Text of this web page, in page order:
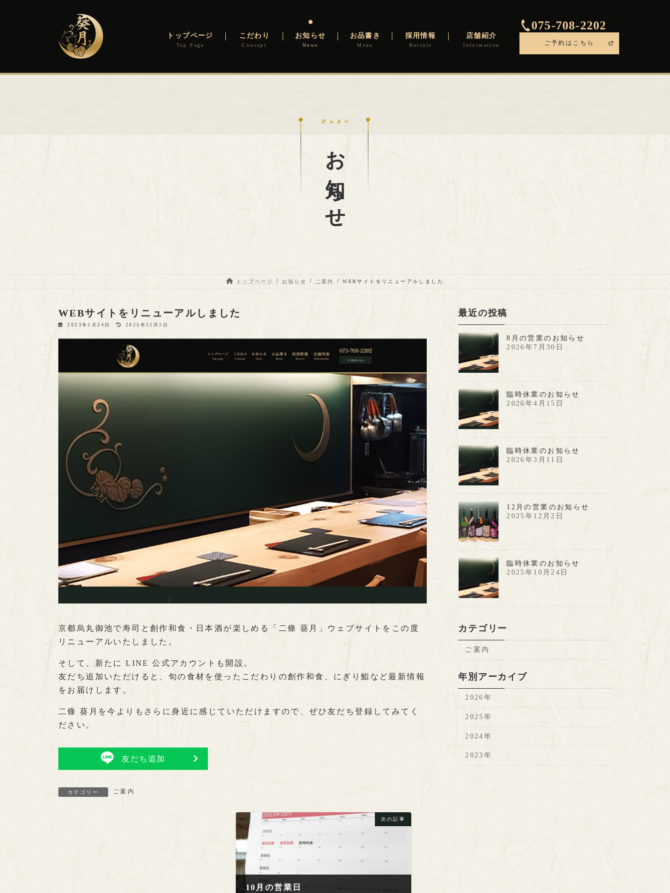
キ
に
トップページ こだわり お知らせ お品書き 採用情報 店舗紹介
075-708-2202
ご予約はこちら
お知らせ
トップページ お知らせ ご案内 WEBサイトをリニューアルしました
WEBサイトをリニューアルしました
2023年1月24日
最
日
時
:
2025年12月2日
京都烏丸御池で寿司と創作和食・日本酒が楽しめる「二條 葵月」ウェブサイトをこの度
リニューアルいたしました。
そして、新たに LINE 公式アカウントも開設。
友だち追加いただけると、旬の食材を使ったこだわりの創作和食、にぎり鮨など最新情報
をお届けします。
二條 葵月を今よりもさらに身近に感じていただけますので、ぜひ友だち登録してみてく
ださい。
友だち追加
カテゴリー ご案内
次の記事
10月の営業日
最近の投稿
8月の営業のお知らせ
2026年7月30日
臨時休業のお知らせ
2026年4月15日
臨時休業のお知らせ
2026年3月11日
12月の営業のお知らせ
2025年12月2日
臨時休業のお知らせ
2025年10月24日
カテゴリー
ご案内
年別アーカイブ
2026年
2025年
2024年
2023年